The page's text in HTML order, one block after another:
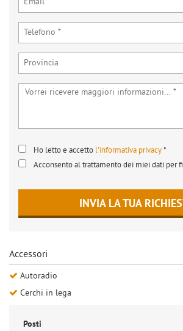
Ho letto e accetto l'informativa privacy*
Acconsento al trattamento dei miei dati per
INVIA LA TUA
Accessori
Autoradio
Cerchi in lega
Posti